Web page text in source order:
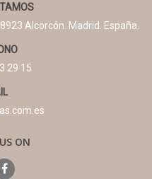
Alcorcón. Madrid. España.
29 15
ON